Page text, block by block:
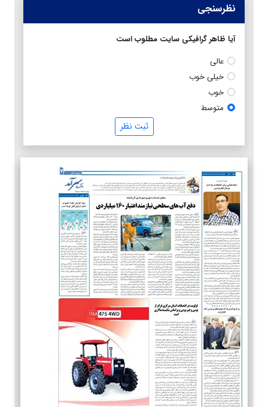
نظرسنجی
آیا ظاهر گرافیکی سایت مطلوب است
عالی
خیلی خوب
خوب
متوسط
ثبت نظر